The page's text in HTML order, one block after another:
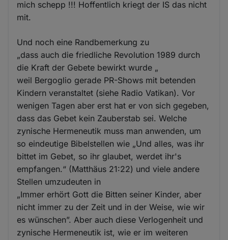
mich schepp !!! Hoffentlich kriegt der IS das nicht
mit.
Und noch eine Randbemerkung zu
„dass auch die friedliche Revolution 1989 durch
die Kraft der Gebete bewirkt wurde „
weil Bergoglio gerade PR-Shows mit betenden
Kindern veranstaltet (siehe Radio Vatikan). Vor
wenigen Tagen aber erst hat er von sich gegeben,
dass das Gebet kein Zauberstab sei. Welche
zynische Hermeneutik muss man anwenden, um
so eindeutige Bibelstellen wie „Und alles, was ihr
bittet im Gebet, so ihr glaubet, werdet ihr's
empfangen.“ (Matthäus 21:22) und viele andere
Stellen umzudeuten in
„Immer erhört Gott die Bitten seiner Kinder, aber
nicht immer zu der Zeit und in der Weise, wie wir
es wünschen”. Aber auch diese Verlogenheit und
zynische Hermeneutik ist, wie er im weiteren